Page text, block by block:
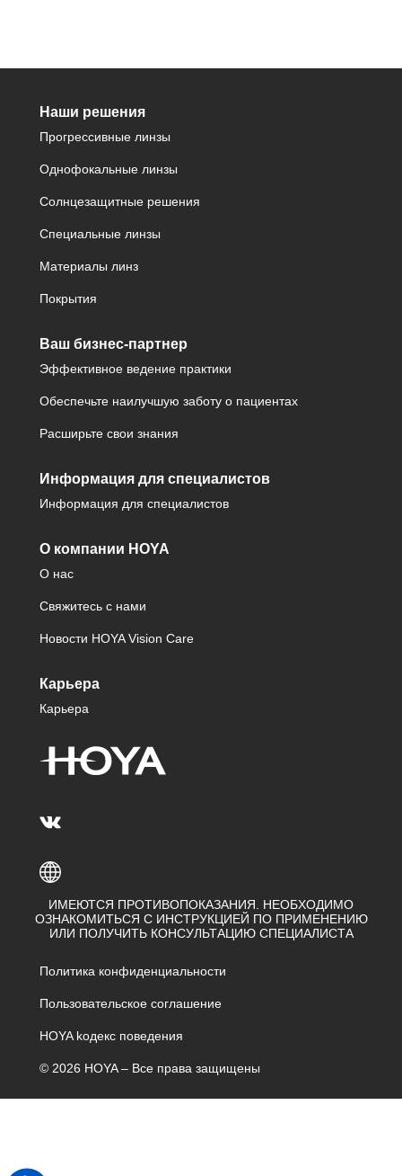
Наши решения
Прогрессивные линзы
Однофокальные линзы
Солнцезащитные решения
Специальные линзы
Материалы линз
Покрытия
Ваш бизнес-партнер
Эффективное ведение практики
Обеспечьте наилучшую заботу о пациентах
Расширьте свои знания
Информация для специалистов
Информация для специалистов
О компании HOYA
О нас
Свяжитесь с нами
Новости HOYA Vision Care
Карьера
Карьера
ИМЕЮТСЯ ПРОТИВОПОКАЗАНИЯ. НЕОБХОДИМО
ОЗНАКОМИТЬСЯ С ИНСТРУКЦИЕЙ ПО ПРИМЕНЕНИЮ
ИЛИ ПОЛУЧИТЬ КОНСУЛЬТАЦИЮ СПЕЦИАЛИСТА
© 2026 HOYA – Все права защищены
Политика конфиденциальности
Пользовательское соглашение
HOYA kодекс поведения